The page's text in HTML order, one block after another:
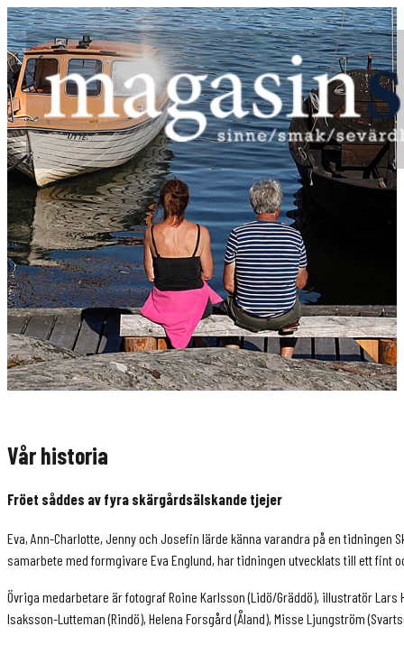
Vår historia
Fröet såddes av fyra skärgårdsälskande tjejer
Eva, Ann-Charlotte, Jenny och Josefin lärde känna varandra på en
samarbete med formgivare Eva Englund, har tidningen utvecklats till ett fint
Övriga medarbetare är fotograf Roine Karlsson (Lidö/Gräddö), illustratör
Isaksson-Lutteman (Rindö), Helena Forsgård (Åland), Misse Ljungström